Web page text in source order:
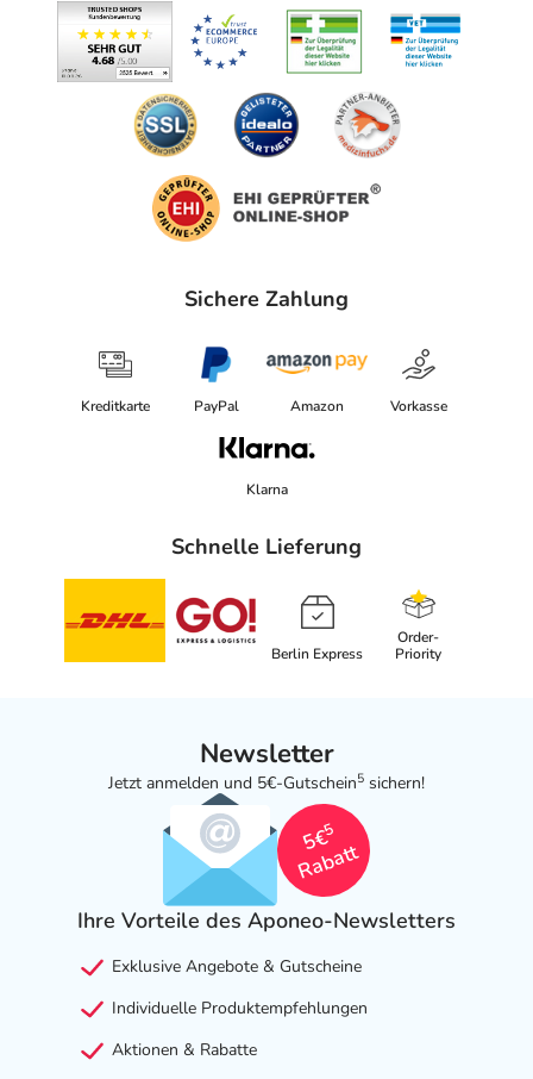
Sichere Zahlung
Kreditkarte PayPal Amazon Vorkasse
Klarna
Schnelle Lieferung
Berlin Express
Order-
Priority
Newsletter
Jetzt anmelden und 5€-Gutschein5 sichern!
5€
5
Rabatt
Ihre Vorteile des Aponeo-Newsletters
Exklusive Angebote & Gutscheine
Individuelle Produktempfehlungen
Aktionen & Rabatte